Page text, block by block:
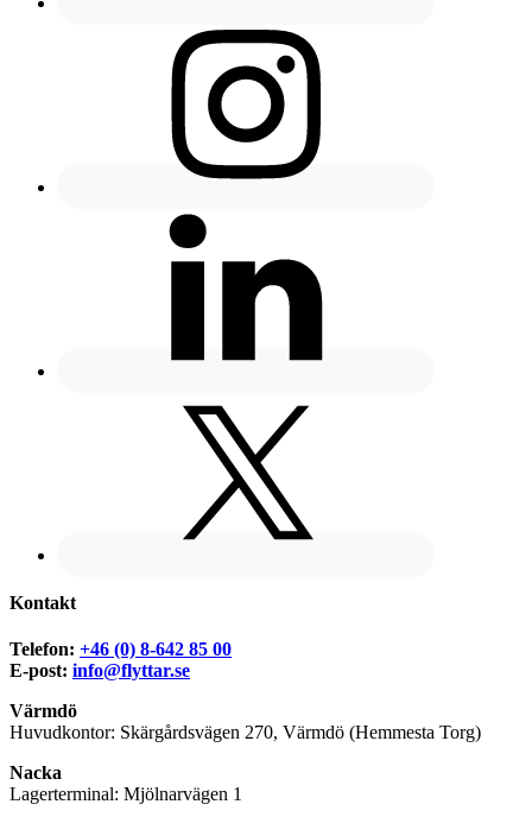
Kontakt
Telefon: +46 (0) 8-642 85 00
E-post: info@flyttar.se
Värmdö
Huvudkontor: Skärgårdsvägen 270, Värmdö (Hemmesta Torg)
Nacka
Lagerterminal: Mjölnarvägen 1